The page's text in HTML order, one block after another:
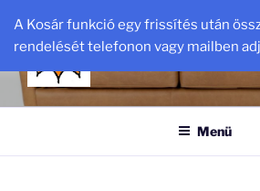
A Kosár funkció egy frissítés után
rendelését telefonon vagy mailben
BŐR-
Menü